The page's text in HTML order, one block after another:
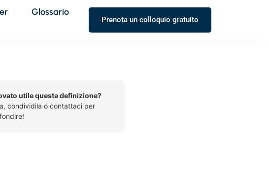
Glossario
Prenota un colloquio gratuito
utile questa definizione?
condividila o contattaci per